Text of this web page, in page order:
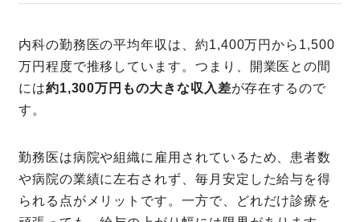
内科の勤務医の平均年収は、約1,400万円から1,500
万円程度で推移しています。つまり、開業医との間
には約1,300万円もの大きな収入差が存在するので
す。
勤務医は病院や組織に雇用されているため、患者数
や病院の業績に左右されず、毎月安定した給与を得
られる点がメリットです。一方で、どれだけ診療を